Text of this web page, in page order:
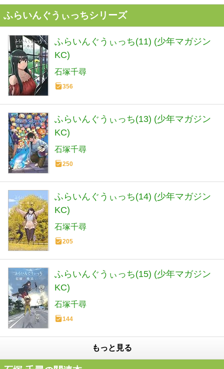
ふらいんぐうぃっちシリーズ
ふらいんぐうぃっち(11) (少年マガジン
KC)
石塚千尋
356
ふらいんぐうぃっち(13) (少年マガジン
KC)
石塚千尋
250
ふらいんぐうぃっち(14) (少年マガジン
KC)
石塚千尋
205
ふらいんぐうぃっち(15) (少年マガジン
KC)
石塚千尋
144
もっと見る